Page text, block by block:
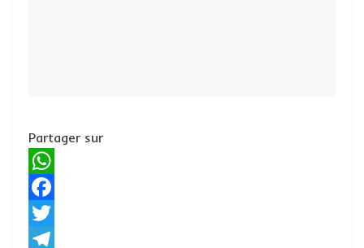
Partager sur
W
h
a
F
aT